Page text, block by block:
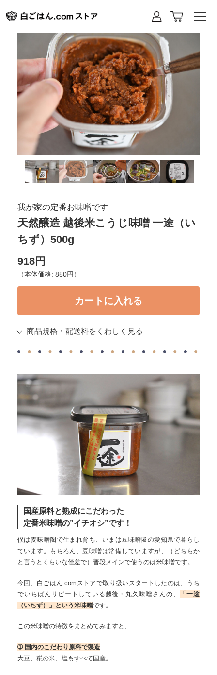
我が家の定番お味噌です
天然醸造 越後米こうじ味噌 一途（い
ちず）500g
918円
（本体価格: 850円）
商品規格・配送料をくわしく見る
国産原料と熟成にこだわった
定番米味噌の”イチオシ”です！
僕は麦味噌圏で生まれ育ち、いまは豆味噌圏の愛知県で暮らし
ています。もちろん、豆味噌は常備していますが、（どちらか
と言うとくらいな僅差で）普段メインで使うのは米味噌です。
今回、白ごはん.comストアで取り扱いスタートしたのは、うち
でいちばんリピートしている越後・丸久味噌さんの、
「一途
（いちず）」という米味噌です。
この米味噌の特徴をまとめてみますと、
➀ 国内のこだわり原料で製造
大豆、糀の米、塩もすべて国産。